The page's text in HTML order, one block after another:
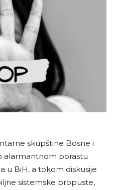
skupštine Bosne i
alarmantnom porastu
u BiH, a tokom diskusije
sistemske propuste,